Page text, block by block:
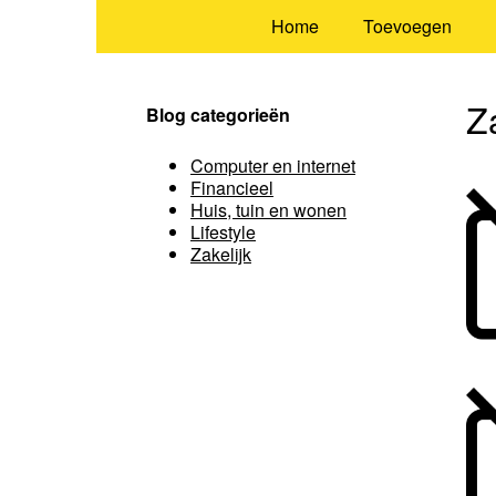
Home Toevoegen
Blog categorieën
Computer en internet
Financieel
Huis, tuin en wonen
Lifestyle
Zakelijk